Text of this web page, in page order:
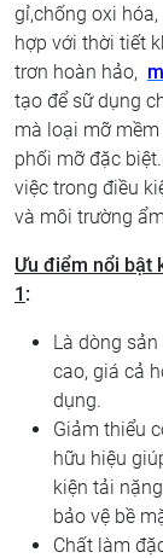
gỉ,chống oxi
hợp với thời tiết
trơn hoàn hảo,
tạo để sữ dụng
mà loại mỡ
phối mỡ đặc
việc trong điều
và môi trường
Ưu điểm nổi bật
1 :
Là dòng
cao, giá cả
dụng.
Giảm thiểu
hữu hiệu
kiện tải
bảo vệ bề
Chất làm